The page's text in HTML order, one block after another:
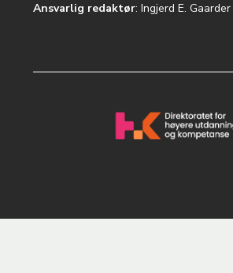
Ansvarlig redaktør: Ingjerd E. Gaarder